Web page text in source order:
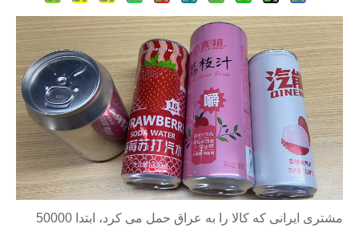
مشتری ایرانی که کالا را به عراق حمل می کرد، ابتدا 50000